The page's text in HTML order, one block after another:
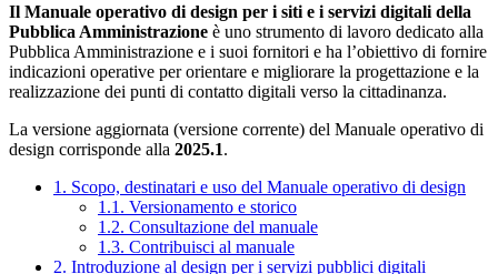
Il Manuale operativo di design per i siti e i servizi digitali della
Pubblica Amministrazione è uno strumento di lavoro dedicato alla
Pubblica Amministrazione e i suoi fornitori e ha l’obiettivo di fornire
indicazioni operative per orientare e migliorare la progettazione e la
realizzazione dei punti di contatto digitali verso la cittadinanza.
La versione aggiornata (versione corrente) del Manuale operativo di
design corrisponde alla 2025.1.
1. Scopo, destinatari e uso del Manuale operativo di design
1.1. Versionamento e storico
1.2. Consultazione del manuale
1.3. Contribuisci al manuale
2. Introduzione al design per i servizi pubblici digitali